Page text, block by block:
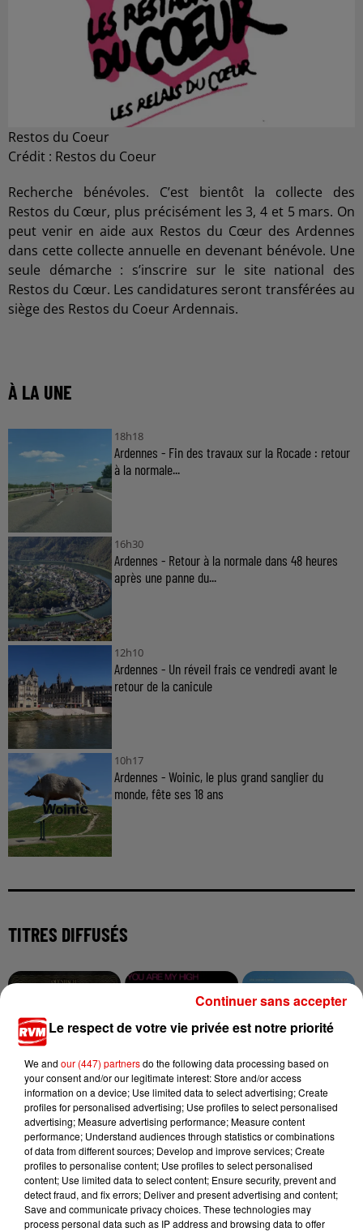
Restos du Coeur
Crédit : Restos du Coeur
Recherche bénévoles. C’est bientôt la collecte des
Restos du Cœur, plus précisément les 3, 4 et 5 mars. On
peut venir en aide aux Restos du Cœur des Ardennes
dans cette collecte annuelle en devenant bénévole. Une
seule démarche : s’inscrire sur le site national des
Restos du Cœur. Les candidatures seront transférées au
siège des Restos du Coeur Ardennais.
À LA UNE
18h18
Ardennes - Fin des travaux sur la Rocade : retour
à la normale...
16h30
Ardennes - Retour à la normale dans 48 heures
après une panne du...
12h10
Ardennes - Un réveil frais ce vendredi avant le
retour de la canicule
10h17
Ardennes - Woinic, le plus grand sanglier du
monde, fête ses 18 ans
TITRES DIFFUSÉS
OFENBACH
Love Me Now
DEMON
You Are My High
RIVIERA
She Doesn't Mind
Le respect de votre vie privée est notre priorité
We and our (447) partnersdo the following data processing based on
your consent and/or our legitimate interest: Store and/or access
information on a device; Use limited data to select advertising; Create
profiles for personalised advertising; Use profiles to select personalised
advertising; Measure advertising performance; Measure content
performance; Understand audiences through statistics or combinations
of data from different sources; Develop and improve services; Create
profiles to personalise content; Use profiles to select personalised
content; Use limited data to select content; Ensure security, prevent and
detect fraud, and fix errors; Deliver and present advertising and content;
Save and communicate privacy choices. These technologies may
process personal data such as IP address and browsing data to offer
Continuer sans accepter